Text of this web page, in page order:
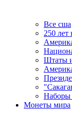
Все сша
250
Штаты
Монеты мира